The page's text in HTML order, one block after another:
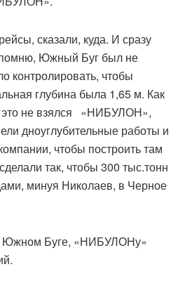
сказали, куда. И сразу
Южный Буг был не
контролировать, чтобы
глубина была 1,65 м. Как
это не взялся «НИБУЛОН»,
дноуглубительные работы и
чтобы построить там
так, чтобы 300 тыс.тонн
минуя Николаев, в Черное
Южном Буге, «НИБУЛОНу»